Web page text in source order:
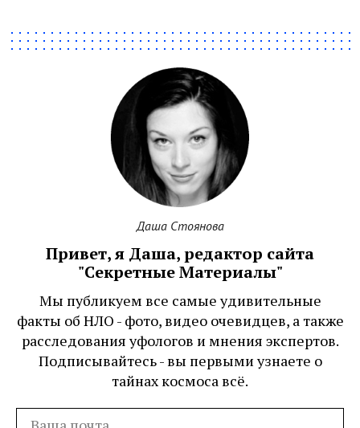
Даша Стоянова
Привет, я Даша, редактор сайта
"Секретные Материалы"
Мы публикуем все самые удивительные
факты об НЛО - фото, видео очевидцев, а также
расследования уфологов и мнения экспертов.
Подписывайтесь - вы первыми узнаете о
тайнах космоса всё.